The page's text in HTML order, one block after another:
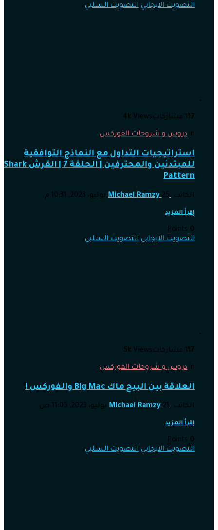
التصويت الايجابي التصويت السلبي
117 مشاركات 4k Views
in دروس و شروحات الفوركس
استراتيجيات التداول مع النماذج التوافقية
للمبتدئين والمحترفين | الحلقة 7 | القرش Shark
Pattern
الكاتب Michael Ramzy 25 يوليو، 2023, 10:31 م
إقرأ المزيد
0
التصويت الايجابي التصويت السلبي
117 مشاركات 5k Views
in دروس و شروحات الفوركس
العلاقة بين البيج ماك Big Mac والفوركس !
الكاتب Michael Ramzy 21 يوليو، 2023, 11:05 ص
إقرأ المزيد
0
التصويت الايجابي التصويت السلبي